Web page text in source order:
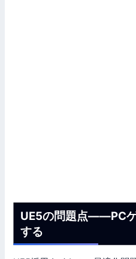
UE5の問題点——PC
する